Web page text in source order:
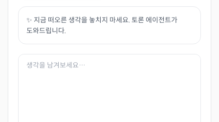
✨ 지금 떠오른 생각을 놓치지 마세요. 토론 에이전트가
도와드립니다.